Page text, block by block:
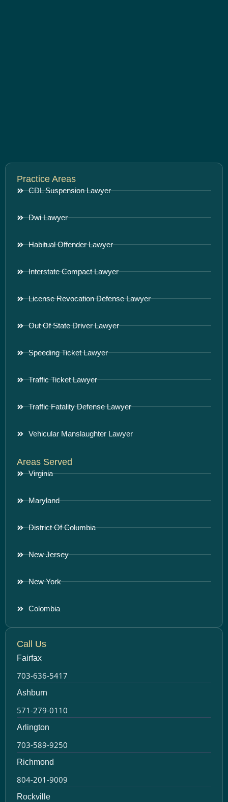
Practice Areas
CDL Suspension Lawyer
Dwi Lawyer
Habitual Offender Lawyer
Interstate Compact Lawyer
License Revocation Defense Lawyer
Out Of State Driver Lawyer
Speeding Ticket Lawyer
Traffic Ticket Lawyer
Traffic Fatality Defense Lawyer
Vehicular Manslaughter Lawyer
Areas Served
Virginia
Maryland
District Of Columbia
New Jersey
New York
Colombia
Call Us
Fairfax
703-636-5417
Ashburn
571-279-0110
Arlington
703-589-9250
Richmond
804-201-9009
Rockville